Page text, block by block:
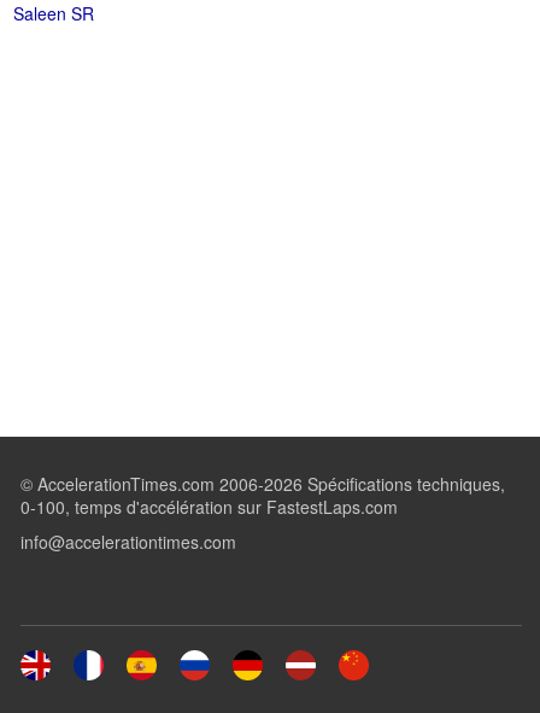
Saleen SR
© AccelerationTimes.com 2006-2026 Spécifications techniques,
0-100, temps d'accélération sur FastestLaps.com
info@accelerationtimes.com